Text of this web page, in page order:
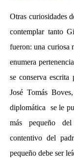
Otras curiosidades
contemplar tanto
fueron: una curiosa
enumera
se conserva
José Tomás
diplomática se le
más pequeño
contentivo del
pequeño debe ser